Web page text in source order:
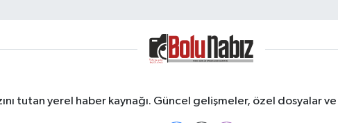
tutan yerel haber kaynağı. Güncel gelişmeler, özel dosyalar ve